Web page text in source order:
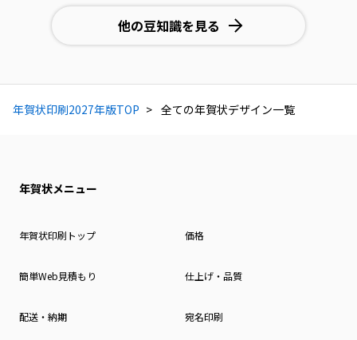
他の豆知識を見る
年賀状印刷2027年版TOP 全ての年賀状デザイン一覧
年賀状メニュー
年賀状印刷トップ 価格
簡単Web見積もり 仕上げ・品質
配送・納期 宛名印刷